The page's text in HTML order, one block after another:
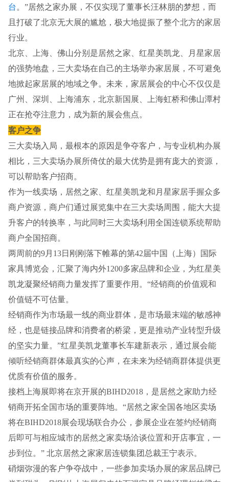
台 。”居然之家办展，不仅实现了董事长汪林朋的梦想，而
且打破了北京无大展的尴尬，极大地提振了整个北方的家居
行业。
北京、上海、佛山分别是居然之家、红星美凯龙、月星家居
的强势地盘，三大卖场在自己的主场举办家居展，不可避免
地掀起家居展的地域之争。未来，家居展会的中心不仅仅是
广州、深圳、上海浦东，北京新国展、上海虹桥和佛山潭村
正在抢夺注意力，成为新的展会焦点。
客户之争
三大卖场入局，最根本的原因是争夺客户，与专业机构办展
相比，三大卖场办展所倚仗的最大优势是拥有庞大的资源，
可以帮助客户招商。
作为一线卖场，居然之家、红星美凯龙和月星家居手握众多
商户资源，商户们通过展览集中在三大卖场周围，能大大提
升客户的转换率，与此同时三大卖场利用全国连锁系统帮助
商户全国招商。
两周前的9月13日刚刚落下帷幕的第42届中国（上海）国际
家具博览会，汇聚了海内外1200多家品牌和企业，为红星美
凯龙凝聚经销商力量发挥了重要作用。“经销商的价值观和
价值链不可估量。
经销商作为市场最一线的商业群体，是市场最末端的敏感神
经，也是链接品牌和消费者的桥梁，更是推动产业转型升级
的坚实力量。”红星美凯龙董事长车建新表示，通过展会能
倾听经销商群体最真实的心声，在未来为经销商群体提供更
优质有价值的服务。
接档上海展即将在京开展的BIHD2018，是居然之家助力经
销商开拓全国市场的重要阵地。“居然之家全国各地区卖场
将在BIHD2018展会现场联合办公，参展企业在签约经销商
后即可与相应城市的居然之家卖场洽谈位置和开店事宜，一
步到位。” 北京居然之家家居连锁集团总裁王宁表示。
硝烟弥漫的客户争夺战中，一些参加卖场办展的家居品牌已